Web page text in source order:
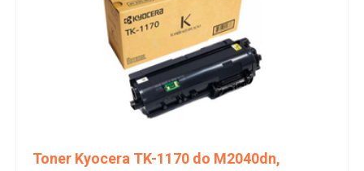
Toner Kyocera TK-1170 do M2040dn,